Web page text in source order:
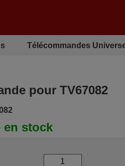
Télécommandes
pour TV67082
en stock